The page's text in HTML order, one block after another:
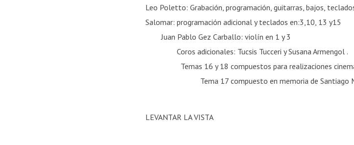
Leo Poletto: Grabación, programación,
Salomar: programación adicional
Juan Pablo Gez
Coros adicionales: Tucsis
Temas 16 y 18 compuestos para realizaciones
Tema 17 compuesto en memoria de Santiago
LEVANTAR LA VISTA